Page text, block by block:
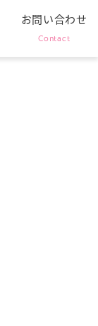
お問い合わせ
Contact